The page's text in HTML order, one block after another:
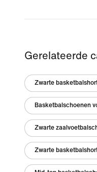
Gerelateerde
Zwarte
Basketbalschoenen
Zwarte
Zwarte